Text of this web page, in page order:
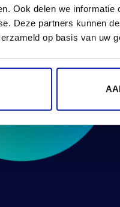
Ook delen we
Deze partners kunnen
op basis van uw